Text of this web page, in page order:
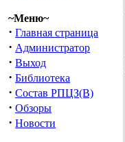
~Меню~
· Главная страница
· Администратор
· Выход
· Библиотека
· Состав РПЦЗ(В)
· Обзоры
· Новости